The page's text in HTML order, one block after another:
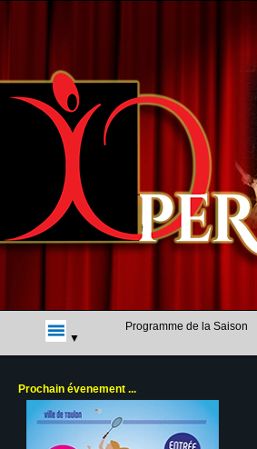
Programme de la Saison
Prochain évenement ...